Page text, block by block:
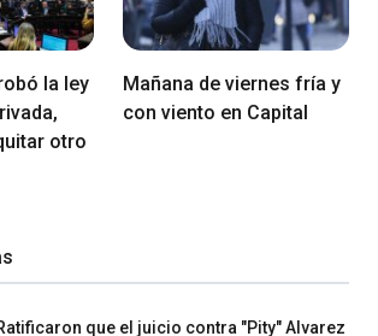
la ley
otro
Mañana de viernes fría y
con viento en Capital
que el juicio contra "Pity" Alvarez